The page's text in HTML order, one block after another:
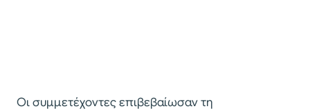
Οι συμμετέχοντες επιβεβαίωσαν τη